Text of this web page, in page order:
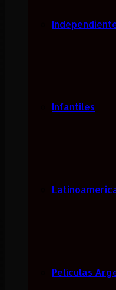
Infantiles
Películas